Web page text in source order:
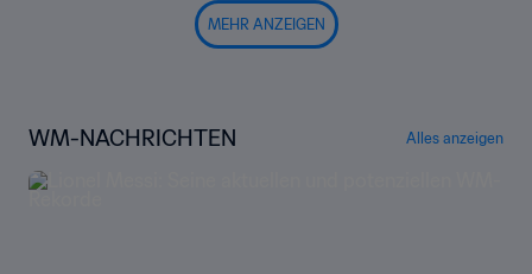
MEHR ANZEIGEN
WM-NACHRICHTEN Alles anzeigen